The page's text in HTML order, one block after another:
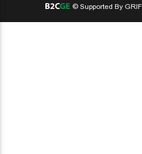
© Supported By